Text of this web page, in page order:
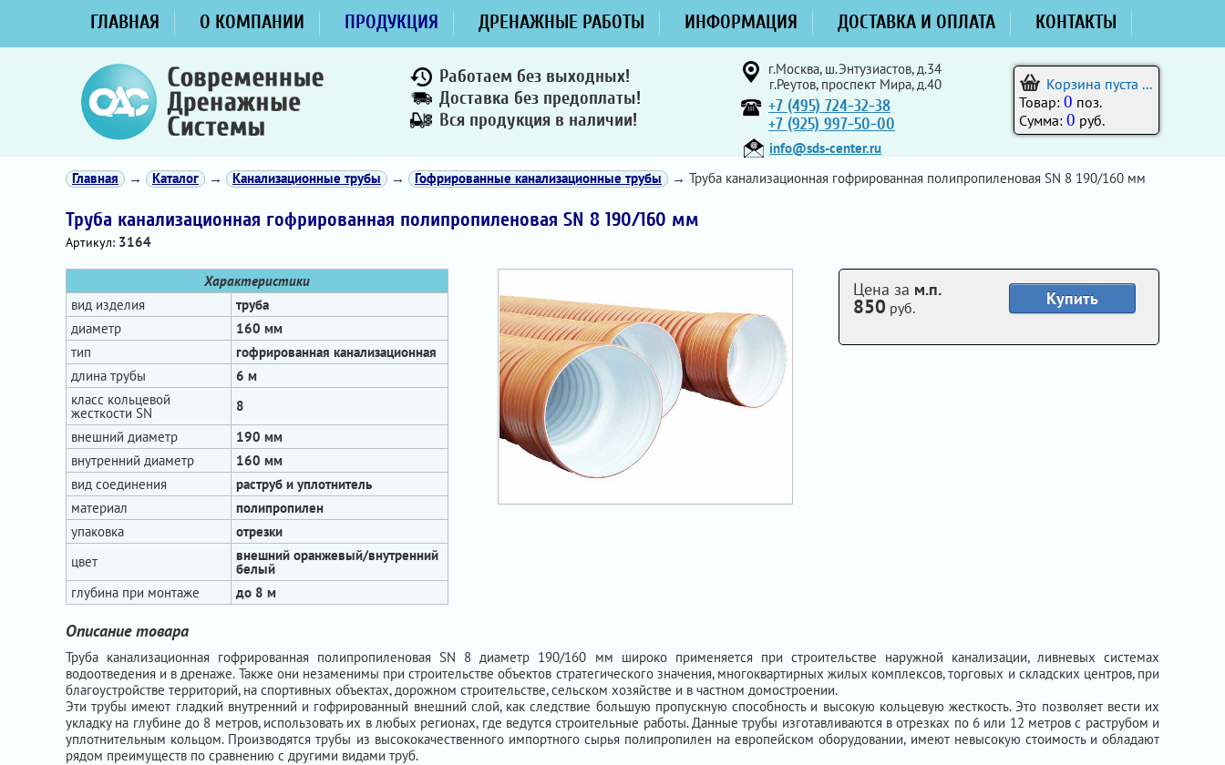
ГЛАВНАЯ О КОМПАНИИ ПРОДУКЦИЯ ДРЕНАЖНЫЕ РАБОТЫ ИНФОРМАЦИЯ ДОСТАВКА И ОПЛАТА КОНТАКТЫ
Работаем без выходных!
Доставка без предоплаты!
Вся продукция в наличии!
г.Москва, ш.Энтузиастов, д.34
г.Реутов, проспект Мира, д.40
+7 (495) 724-32-38
+7 (925) 997-50-00
info@sds-center.ru
Корзина пуста ...
Товар: 0 поз.
Сумма: 0 руб.
Главная → Каталог → Канализационные трубы → Гофрированные канализационные трубы → Труба канализационная гофрированная полипропиленовая SN 8 190/160 мм
Труба канализационная гофрированная полипропиленовая SN 8 190/160 мм
Артикул: 3164
Характеристики
вид изделия
труба
диаметр
160 мм
тип
гофрированная канализационная
длина трубы
6 м
класс кольцевой
жесткости SN
8
внешний диаметр
190 мм
внутренний диаметр
160 мм
вид соединения
раструб и уплотнитель
материал
полипропилен
упаковка
отрезки
цвет
внешний оранжевый/внутренний
белый
глубина при монтаже
до 8 м
Купить
Цена за м.п.
850 руб.
Описание товара
Труба канализационная гофрированная полипропиленовая SN 8 диаметр 190/160 мм широко применяется при строительстве наружной канализации, ливневых системах
водоотведения и в дренаже. Также они незаменимы при строительстве объектов стратегического значения, многоквартирных жилых комплексов, торговых и складских центров, при
благоустройстве территорий, на спортивных объектах, дорожном строительстве, сельском хозяйстве и в частном домостроении.
Эти трубы имеют гладкий внутренний и гофрированный внешний слой, как следствие большую пропускную способность и высокую кольцевую жесткость. Это позволяет вести их
укладку на глубине до 8 метров, использовать их в любых регионах, где ведутся строительные работы. Данные трубы изготавливаются в отрезках по 6 или 12 метров с раструбом и
уплотнительным кольцом. Производятся трубы из высококачественного импортного сырья полипропилен на европейском оборудовании, имеют невысокую стоимость и обладают
рядом преимуществ по сравнению с другими видами труб.